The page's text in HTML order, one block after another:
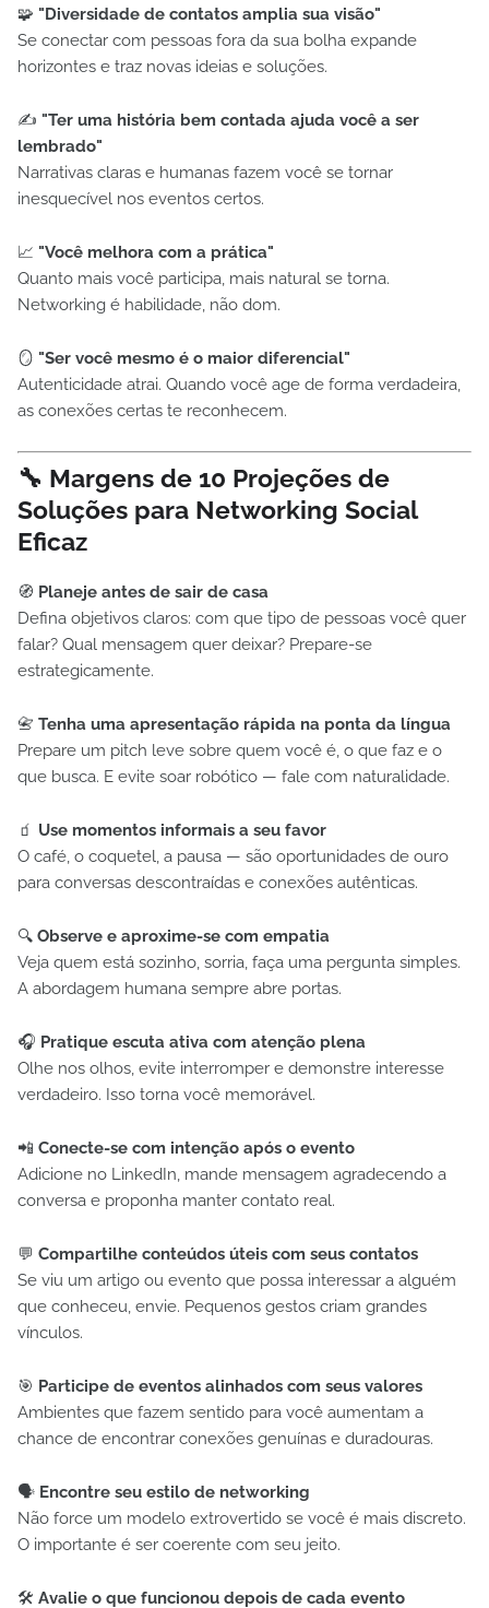
🧩 "Diversidade de contatos amplia sua visão"
Se conectar com pessoas fora da sua bolha expande
horizontes e traz novas ideias e soluções.
✍️ "Ter uma história bem contada ajuda você a ser
lembrado"
Narrativas claras e humanas fazem você se tornar
inesquecível nos eventos certos.
📈 "Você melhora com a prática"
Quanto mais você participa, mais natural se torna.
Networking é habilidade, não dom.
🪞 "Ser você mesmo é o maior diferencial"
Autenticidade atrai. Quando você age de forma verdadeira,
as conexões certas te reconhecem.
🔧 Margens de 10 Projeções de
Soluções para Networking Social
Eficaz
🧭 Planeje antes de sair de casa
Defina objetivos claros: com que tipo de pessoas você quer
falar? Qual mensagem quer deixar? Prepare-se
estrategicamente.
📇 Tenha uma apresentação rápida na ponta da língua
Prepare um pitch leve sobre quem você é, o que faz e o
que busca. E evite soar robótico — fale com naturalidade.
🧃 Use momentos informais a seu favor
O café, o coquetel, a pausa — são oportunidades de ouro
para conversas descontraídas e conexões autênticas.
🔍 Observe e aproxime-se com empatia
Veja quem está sozinho, sorria, faça uma pergunta simples.
A abordagem humana sempre abre portas.
🎧 Pratique escuta ativa com atenção plena
Olhe nos olhos, evite interromper e demonstre interesse
verdadeiro. Isso torna você memorável.
📲 Conecte-se com intenção após o evento
Adicione no LinkedIn, mande mensagem agradecendo a
conversa e proponha manter contato real.
💬 Compartilhe conteúdos úteis com seus contatos
Se viu um artigo ou evento que possa interessar a alguém
que conheceu, envie. Pequenos gestos criam grandes
vínculos.
🎯 Participe de eventos alinhados com seus valores
Ambientes que fazem sentido para você aumentam a
chance de encontrar conexões genuínas e duradouras.
🗣️ Encontre seu estilo de networking
Não force um modelo extrovertido se você é mais discreto.
O importante é ser coerente com seu jeito.
🛠️ Avalie o que funcionou depois de cada evento